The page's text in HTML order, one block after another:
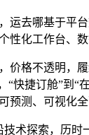
运去哪基于平
性化工作台、
价格不透明，
“快捷订舱”到
预测、可视化
术探索，历